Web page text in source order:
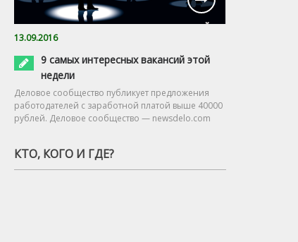
13.09.2016
9 самых интересных вакансий этой
недели
Деловое сообщество публикует предложения
работодателей с заработной платой выше 40000
рублей. Деловое сообщество — newsdelo.com
КТО, КОГО И ГДЕ?